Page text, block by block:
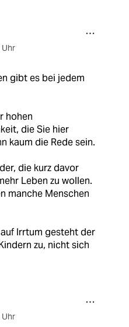
Uhr
gibt es bei jedem
hohen
die Sie hier
kaum die Rede sein.
die kurz davor
Leben zu wollen.
manche Menschen
Irrtum gesteht der
zu, nicht sich
Uhr